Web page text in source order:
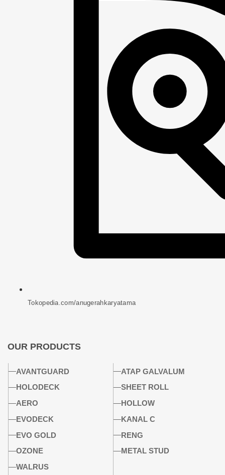
Tokopedia.com/anugerahkaryatama
OUR PRODUCTS
AVANTGUARD
HOLODECK
AERO
EVODECK
EVO GOLD
OZONE
WALRUS
ATAP GALVALUM
SHEET ROLL
HOLLOW
KANAL C
RENG
METAL STUD